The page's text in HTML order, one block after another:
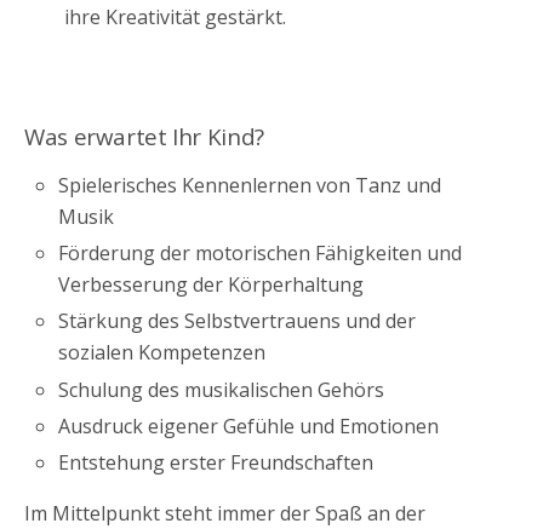
ihre Kreativität gestärkt.
Was erwartet Ihr Kind?
Spielerisches Kennenlernen von Tanz und
Musik
Förderung der motorischen Fähigkeiten und
Verbesserung der Körperhaltung
Stärkung des Selbstvertrauens und der
sozialen Kompetenzen
Schulung des musikalischen Gehörs
Ausdruck eigener Gefühle und Emotionen
Entstehung erster Freundschaften
Im Mittelpunkt steht immer der Spaß an der